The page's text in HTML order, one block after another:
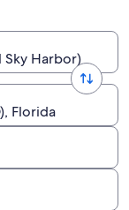
Sky Harbor)
Florida